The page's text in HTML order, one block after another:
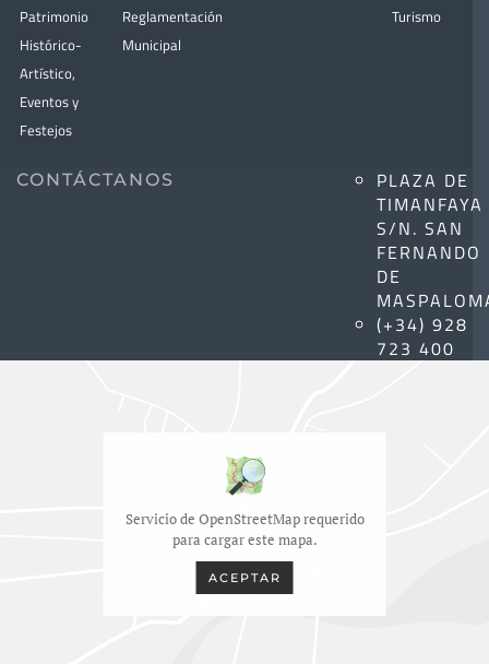
Patrimonio
Histórico-
Artístico,
Eventos y
Festejos
Reglamentación
Municipal
Turismo
CONTÁCTANOS
PLAZA DE
TIMANFAYA
S/N. SAN
FERNANDO
DE
(+34) 928
723 400
Servicio de OpenStreetMap requerido
para cargar este mapa.
ACEPTAR